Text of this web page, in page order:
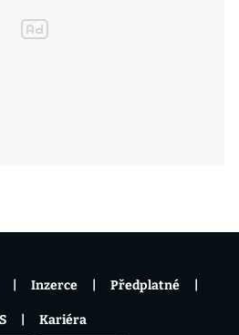
Inzerce Předplatné
Kariéra